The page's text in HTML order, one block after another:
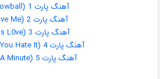
آهنگ پارت 1 (Snowball)
آهنگ پارت 2 (Save Me)
آهنگ پارت 3 (This L0ve)
آهنگ پارت 4 (Even If You Hate It)
آهنگ پارت 5 (Wait A Minute)